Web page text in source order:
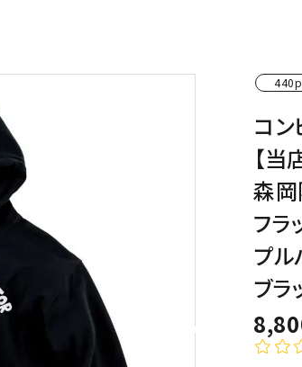
コン
【
森
フラ
プ
ブラ